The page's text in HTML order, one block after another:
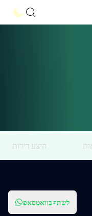
היצע דירות
לשתף בוואטסאפ